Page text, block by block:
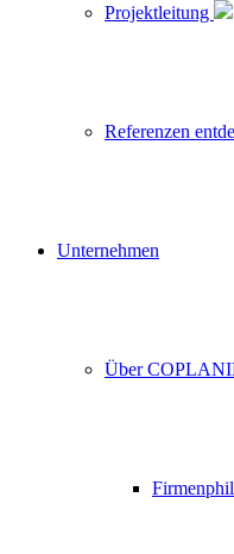
Projektleitung
Referenzen
Unternehmen
Über